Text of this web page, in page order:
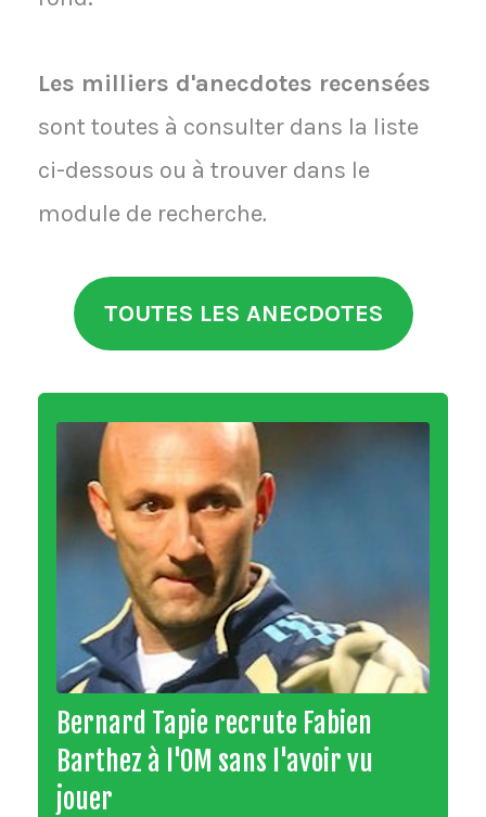
Les milliers d'anecdotes recensées
sont toutes à consulter dans la liste
ci-dessous ou à trouver dans le
module de recherche.
TOUTES LES ANECDOTES
Bernard Tapie recrute Fabien
Barthez à l'OM sans l'avoir vu
jouer